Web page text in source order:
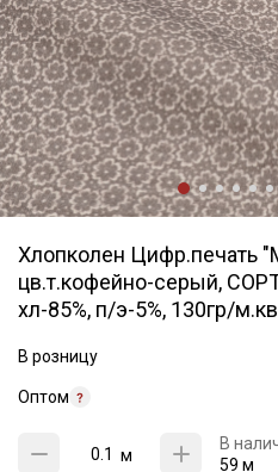
Хлопколен Цифр.печать
цв.т.кофейно-серый,
хл-85%, п/э-5%, 130гр/м.кв
В розницу
Оптом
м
В
59 м